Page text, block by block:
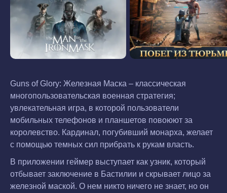
Guns of Glory: Железная Маска – классическая
многопользовательская военная стратегия;
увлекательная игра, в которой пользователи
мобильных телефонов и планшетов повоюют за
королевство. Кардинал, погубивший монарха, желает
с помощью темных сил прибрать к рукам власть.
В приложении геймер выступает как узник, который
отбывает заключение в Бастилии и скрывает лицо за
железной маской. О нем никто ничего не знает, но он